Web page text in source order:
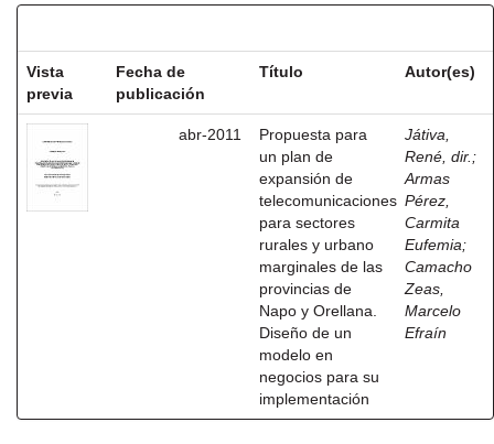
Vista
previa
Fecha de
publicación
Título Autor(es)
abr-2011
Propuesta para
un plan de
expansión de
telecomunicaciones
para sectores
rurales y urbano
marginales de las
provincias de
Napo y Orellana.
Diseño de un
modelo en
negocios para su
implementación
Játiva,
René, dir. ;
Armas
Pérez,
Carmita
Eufemia;
Camacho
Zeas,
Marcelo
Efraín